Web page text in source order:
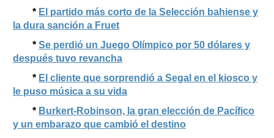
* El partido más corto de la Selección bahiense y
la dura sanción a Fruet
* Se perdió un Juego Olímpico por 50 dólares y
después tuvo revancha
* El cliente que sorprendió a Segal en el kiosco y
le puso música a su vida
* Burkert-Robinson, la gran elección de Pacífico
y un embarazo que cambió el destino